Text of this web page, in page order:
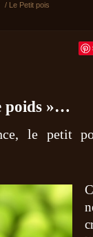
/ Le Petit pois
poids »…
le petit